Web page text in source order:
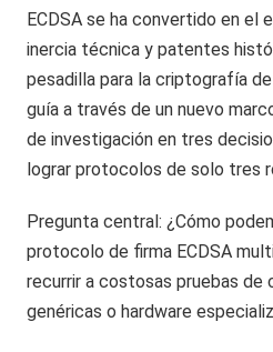
ECDSA se ha convertido en el
inercia técnica y patentes
pesadilla para la criptografía
guía a través de un nuevo
de investigación en tres
lograr protocolos de solo tres
Pregunta central: ¿Cómo
protocolo de firma ECDSA
recurrir a costosas pruebas de
genéricas o hardware